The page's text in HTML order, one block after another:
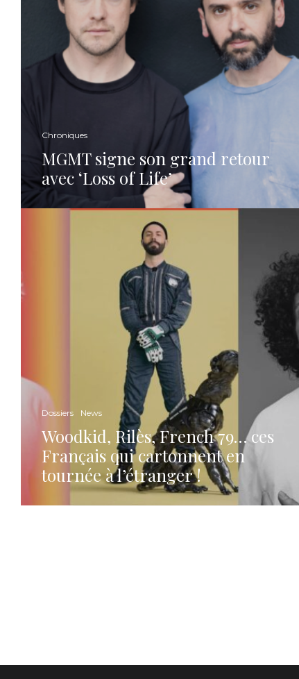
Chroniques
MGMT signe son grand retour
avec ‘Loss of Life’
Dossiers News
Woodkid, Rilès, French 79… ces
Français qui cartonnent en
tournée à l’étranger !